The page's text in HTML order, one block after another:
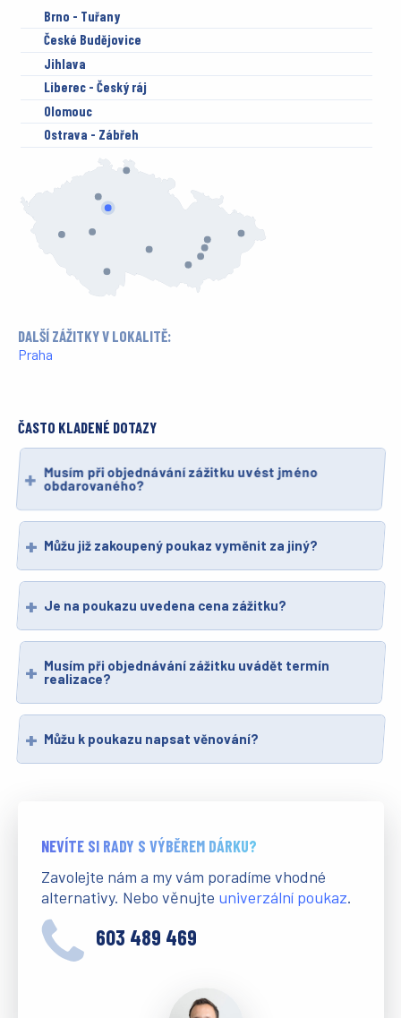
Brno - Tuřany
České Budějovice
Jihlava
Liberec - Český ráj
Olomouc
Ostrava - Zábřeh
Praha
Prostějov
Sazená
Vyškov
DALŠÍ ZÁŽITKY V LOKALITĚ:
Praha
ČASTO KLADENÉ DOTAZY
Musím při objednávání zážitku uvést jméno
obdarovaného?
Můžu již zakoupený poukaz vyměnit za jiný?
Je na poukazu uvedena cena zážitku?
Musím při objednávání zážitku uvádět termín
realizace?
Můžu k poukazu napsat věnování?
NEVÍTE SI RADY S VÝBĚREM DÁRKU?
Zavolejte nám a my vám poradíme vhodné
alternativy. Nebo věnujte univerzální poukaz.
603 489 469